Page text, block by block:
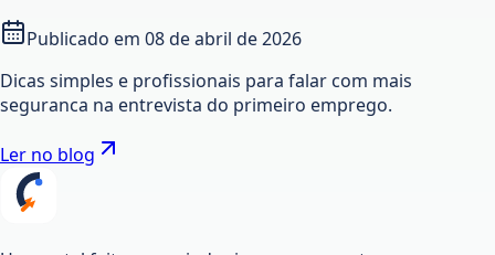
Publicado em 08 de abril de 2026
Dicas simples e profissionais para falar com mais
seguranca na entrevista do primeiro emprego.
Ler no blog